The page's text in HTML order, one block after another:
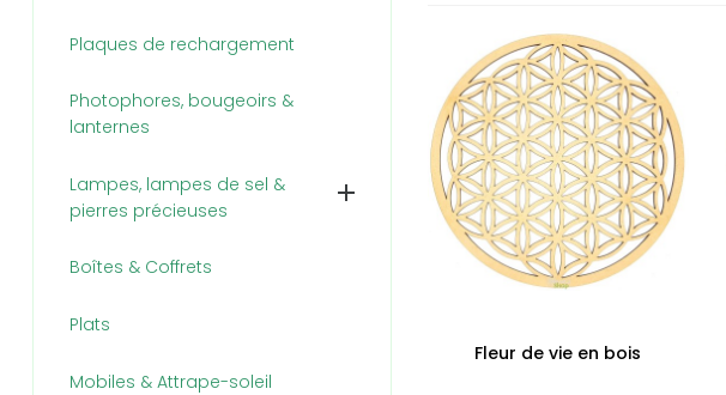
Plaques de rechargement
Photophores, bougeoirs &
lanternes
Lampes, lampes de sel &
pierres précieuses

Boîtes & Coffrets
Plats
Mobiles & Attrape-soleil
Fleur de vie en bois